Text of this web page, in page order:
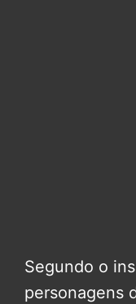
Segundo o
personagens